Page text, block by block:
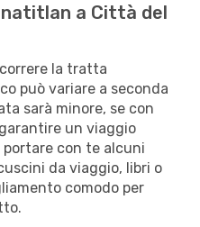
a Città del
la tratta
può variare a seconda
sarà minore, se con
un viaggio
con te alcuni
da viaggio, libri o
comodo per